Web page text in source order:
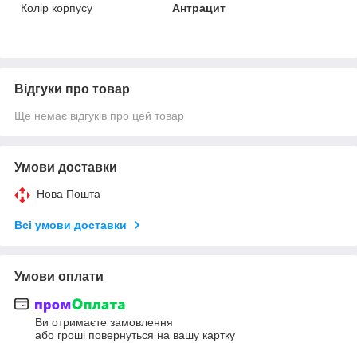
Колір корпусу
Антрацит
Відгуки про товар
Ще немає відгуків про цей товар
Умови доставки
Нова Пошта
Всі умови доставки
Умови оплати
Ви отримаєте замовлення
або гроші повернуться на вашу картку